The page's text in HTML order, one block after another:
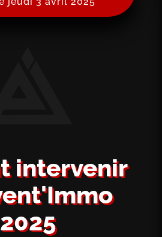
intervenir
2025